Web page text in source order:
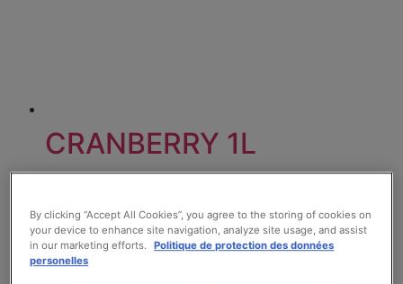
CRANBERRY 1L
By clicking “Accept All Cookies”, you agree to the storing of cookies on
your device to enhance site navigation, analyze site usage, and assist
in our marketing efforts.
Politique de protection des données
personelles